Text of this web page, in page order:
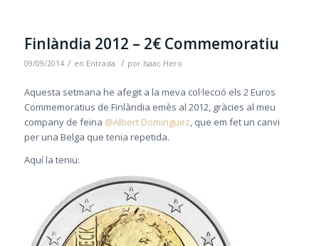
Finlàndia 2012 – 2€ Commemoratiu
09/09/2014 / en Entrada / por Isaac Hero
Aquesta setmana he afegit a la meva col·lecció els 2 Euros
Commemoratius de Finlàndia emès al 2012, gràcies al meu
company de feina @Albert Dominguez, que em fet un canvi
per una Belga que tenia repetida.
Aquí la teniu: